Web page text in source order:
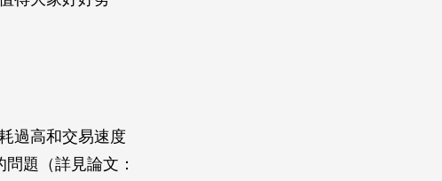
過高和交易速度
題（詳見論文：